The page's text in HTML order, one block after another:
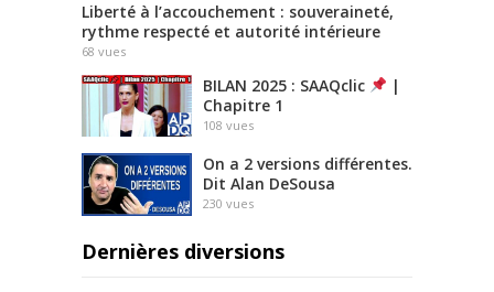
Liberté à l’accouchement : souveraineté,
rythme respecté et autorité intérieure
68 vues
BILAN 2025 : SAAQclic
|
Chapitre 1
108 vues
On a 2 versions différentes.
Dit Alan DeSousa
230 vues
Dernières diversions